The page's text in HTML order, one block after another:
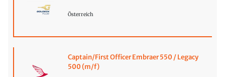
Österreich
Captain/First Officer Embraer 550 / Legacy
500 (m/f)